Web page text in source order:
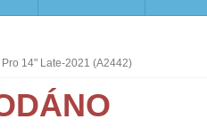
14" Late-2021 (A2442)